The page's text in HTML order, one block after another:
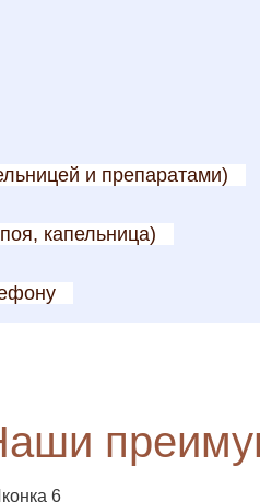
и препаратами)
капельница)